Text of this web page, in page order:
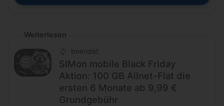
Weiterlesen
beendet
SIMon mobile Black Friday
Aktion: 100 GB Allnet-Flat die
ersten 6 Monate ab 9,99 €
Grundgebühr